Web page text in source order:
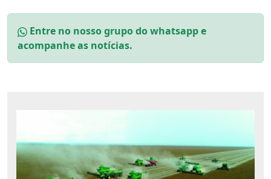
Entre no nosso grupo do whatsapp e
acompanhe as notícias.